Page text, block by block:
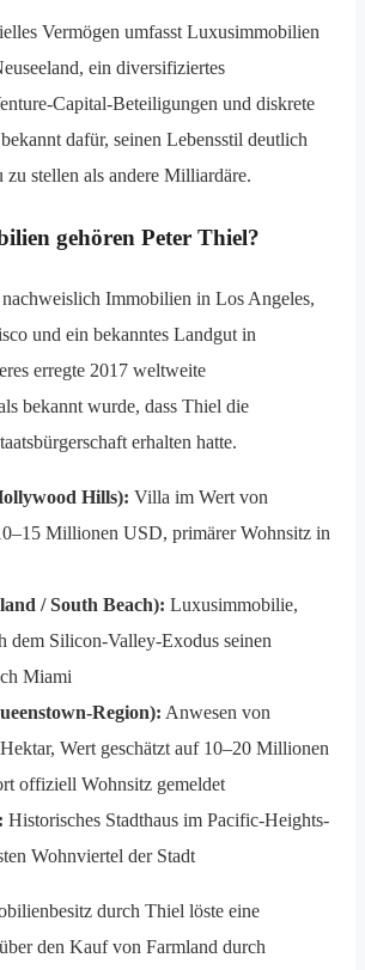
Vermögen umfasst Luxusimmobilien
ein diversifiziertes
Capital-Beteiligungen und diskrete
dafür, seinen Lebensstil deutlich
zu stellen als andere Milliardäre.
gehören Peter Thiel?
Immobilien in Los Angeles,
und ein bekanntes Landgut in
erregte 2017 weltweite
bekannt wurde, dass Thiel die
erhalten hatte.
Hills): Villa im Wert von
Millionen USD, primärer Wohnsitz in
/ South Beach): Luxusimmobilie,
dem Silicon-Valley-Exodus seinen
Miami
Region): Anwesen von
Wert geschätzt auf 10–20 Millionen
offiziell Wohnsitz gemeldet
Historisches Stadthaus im Pacific-Heights-
Wohnviertel der Stadt
durch Thiel löste eine
den Kauf von Farmland durch